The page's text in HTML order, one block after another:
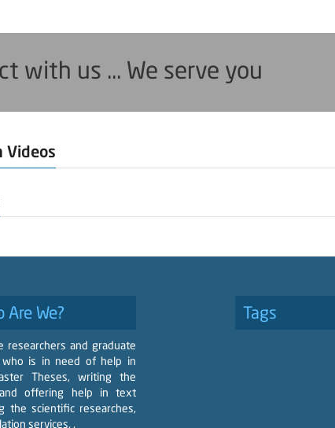
with us ... We serve you
Videos
Tags
Are We?
and graduate
is in need of help in
Theses, writing the
and offering help in text
the scientific researches,
services, .